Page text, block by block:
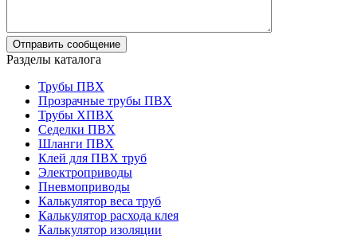
Разделы каталога
Трубы ПВХ
Прозрачные трубы ПВХ
Трубы ХПВХ
Седелки ПВХ
Шланги ПВХ
Клей для ПВХ труб
Электроприводы
Пневмоприводы
Калькулятор веса труб
Калькулятор расхода клея
Калькулятор изоляции